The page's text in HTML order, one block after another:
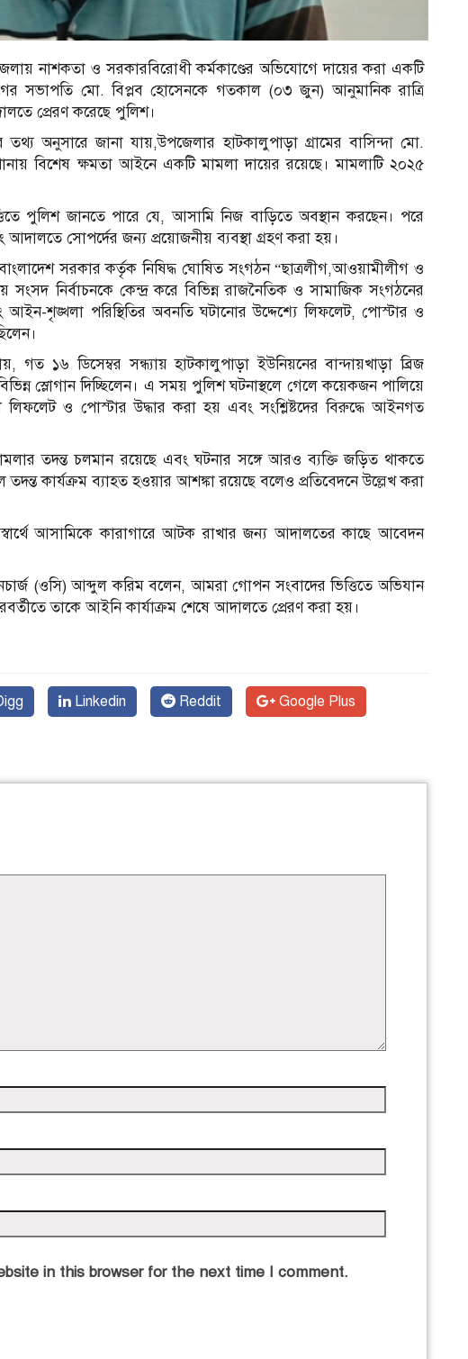
নাশকতা ও সরকারবিরোধী কর্মকাণ্ডের অভিযোগে দায়ের করা একটি
সভাপতি মো. বিপ্লব হোসেনকে গতকাল (০৩ জুন) আনুমানিক রাত্রি
প্রেরণ করেছে পুলিশ।
অনুসারে জানা যায়,উপজেলার হাটকালুপাড়া গ্রামের বাসিন্দা মো.
বিশেষ ক্ষমতা আইনে একটি মামলা দায়ের রয়েছে। মামলাটি ২০২৫
পুলিশ জানতে পারে যে, আসামি নিজ বাড়িতে অবস্থান করছেন। পরে
আদালতে সোপর্দের জন্য প্রয়োজনীয় ব্যবস্থা গ্রহণ করা হয়।
সরকার কর্তৃক নিষিদ্ধ ঘোষিত সংগঠন “ছাত্রলীগ,আওয়ামীলীগ ও
নির্বাচনকে কেন্দ্র করে বিভিন্ন রাজনৈতিক ও সামাজিক সংগঠনের
শৃঙ্খলা পরিস্থিতির অবনতি ঘটানোর উদ্দেশ্যে লিফলেট, পোস্টার ও
১৬ ডিসেম্বর সন্ধ্যায় হাটকালুপাড়া ইউনিয়নের বান্দায়খাড়া ব্রিজ
স্লোগান দিচ্ছিলেন। এ সময় পুলিশ ঘটনাস্থলে গেলে কয়েকজন পালিয়ে
লিফলেট ও পোস্টার উদ্ধার করা হয় এবং সংশ্লিষ্টদের বিরুদ্ধে আইনগত
তদন্ত চলমান রয়েছে এবং ঘটনার সঙ্গে আরও ব্যক্তি জড়িত থাকতে
কার্যক্রম ব্যাহত হওয়ার আশঙ্কা রয়েছে বলেও প্রতিবেদনে উল্লেখ করা
আসামিকে কারাগারে আটক রাখার জন্য আদালতের কাছে আবেদন
(ওসি) আব্দুল করিম বলেন, আমরা গোপন সংবাদের ভিত্তিতে অভিযান
তাকে আইনি কার্যাক্রম শেষে আদালতে প্রেরণ করা হয়।
Linkedin Reddit Google Plus
in this browser for the next time I comment.